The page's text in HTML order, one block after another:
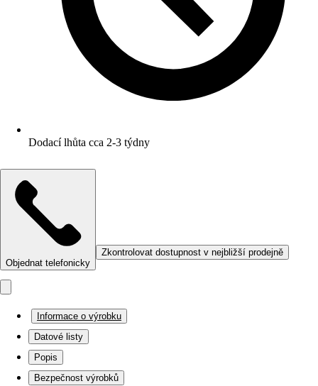
Dodací lhůta cca 2-3 týdny
Objednat telefonicky
Zkontrolovat dostupnost v nejbližší prodejně
Informace o výrobku
Datové listy
Popis
Bezpečnost výrobků